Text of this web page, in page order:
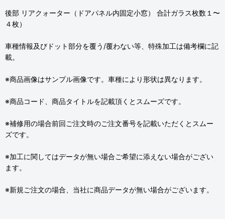
後部 リアクォーター（ドアパネル内固定小窓） 合計ガラス枚数１〜
４枚）
車種情報及びドット部分を覆う/覆わない等、特殊加工は備考欄に記
載。
※商品画像はサンプル画像です。車種により形状は異なります。
※商品コード、商品タイトルを記載頂くとスムーズです。
※補修用の場合前回ご注文時のご注文番号を記載いただくとスムー
ズです。
※加工に関してはデータが無い場合ご希望に添えない場合がござい
ます。
※新規ご注文の場合、当社に商品データが無い場合がございます。